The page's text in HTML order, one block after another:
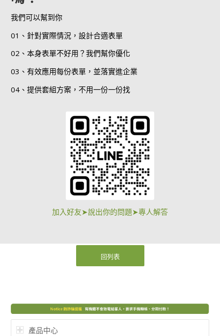
我們可以幫到你
01、針對實際情況，設計合適表單
02、本身表單不好用？我們幫你優化
03、有效應用每份表單，並落實進企業
04、提供套組方案，不用一份一份找
加入好友➤說出你的問題➤專人解答
回列表
產品中心